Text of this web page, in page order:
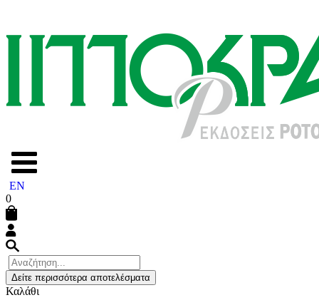
EN
0
Δείτε περισσότερα αποτελέσματα
Καλάθι